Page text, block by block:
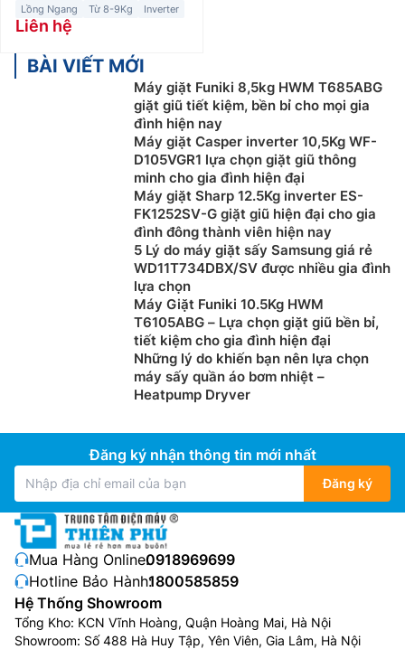
Lồng Ngang Từ 8-9Kg Inverter
Liên hệ
BÀI VIẾT MỚI
Máy giặt Funiki 8,5kg HWM T685ABG
giặt giũ tiết kiệm, bền bỉ cho mọi gia
đình hiện nay
Máy giặt Casper inverter 10,5Kg WF-
D105VGR1 lựa chọn giặt giũ thông
minh cho gia đình hiện đại
Máy giặt Sharp 12.5Kg inverter ES-
FK1252SV-G giặt giũ hiện đại cho gia
đình đông thành viên hiện nay
5 Lý do máy giặt sấy Samsung giá rẻ
WD11T734DBX/SV được nhiều gia đình
lựa chọn
Máy Giặt Funiki 10.5Kg HWM
T6105ABG – Lựa chọn giặt giũ bền bỉ,
tiết kiệm cho gia đình hiện đại
Những lý do khiến bạn nên lựa chọn
máy sấy quần áo bơm nhiệt –
Heatpump Dryver
Đăng ký nhận thông tin mới nhất
Đăng ký
Mua Hàng Online:0918969699
Hotline Bảo Hành:1800585859
Hệ Thống Showroom
Tổng Kho: KCN Vĩnh Hoàng, Quận Hoàng Mai, Hà Nội
Showroom: Số 488 Hà Huy Tập, Yên Viên, Gia Lâm, Hà Nội